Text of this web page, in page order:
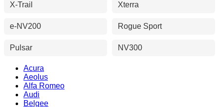
X-Trail Xterra
e-NV200 Rogue Sport
Pulsar NV300
Acura
Aeolus
Alfa Romeo
Audi
Belgee